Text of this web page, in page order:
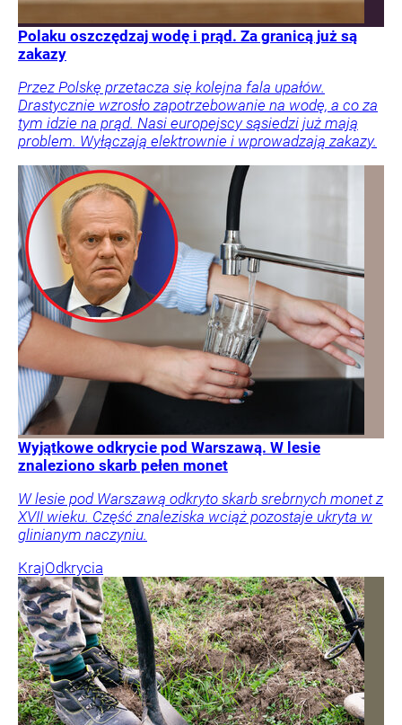
Polaku oszczędzaj wodę i prąd. Za granicą już są
zakazy
Przez Polskę przetacza się kolejna fala upałów.
Drastycznie wzrosło zapotrzebowanie na wodę, a co za
tym idzie na prąd. Nasi europejscy sąsiedzi już mają
problem. Wyłączają elektrownie i wprowadzają zakazy.
Wyjątkowe odkrycie pod Warszawą. W lesie
znaleziono skarb pełen monet
W lesie pod Warszawą odkryto skarb srebrnych monet z
XVII wieku. Część znaleziska wciąż pozostaje ukryta w
glinianym naczyniu.
KrajOdkrycia